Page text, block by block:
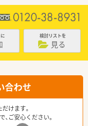
検討リストを
見る
合わせ
けます。
ご安心ください。